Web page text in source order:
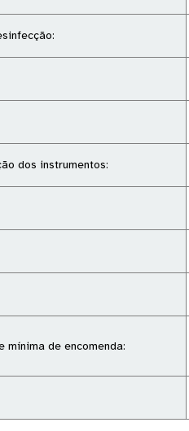
dos instrumentos:
mínima de encomenda: